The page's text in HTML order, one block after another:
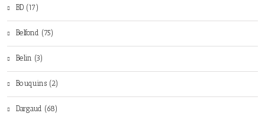
BD (17)
Belfond (75)
Belin (3)
Bouquins (2)
Dargaud (68)